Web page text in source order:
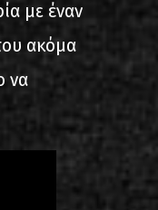
με έναν
ακόμα
να